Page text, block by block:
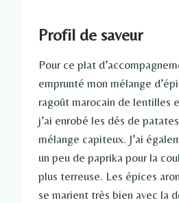
Profil de saveur
Pour ce plat
emprunté mon mélange
ragoût marocain de lentilles
j’ai enrobé les dés de
mélange capiteux. J’ai
un peu de paprika pour la
plus terreuse. Les épices
se marient très bien avec la